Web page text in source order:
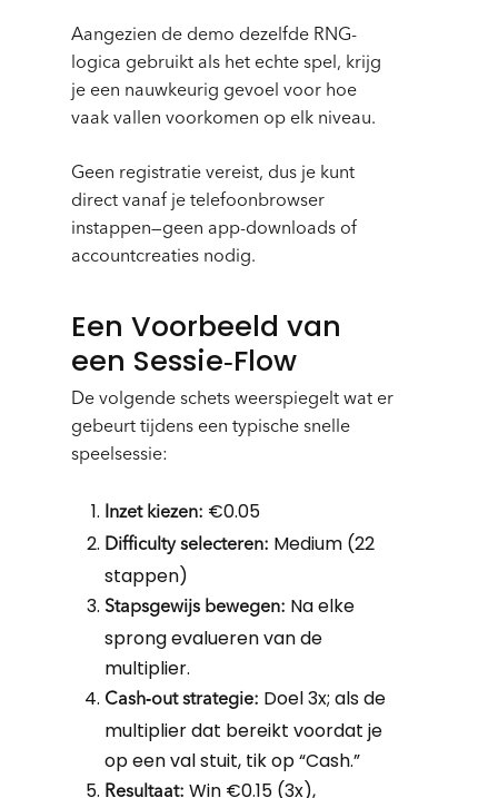
Aangezien de demo dezelfde RNG-
logica gebruikt als het echte spel, krijg
je een nauwkeurig gevoel voor hoe
vaak vallen voorkomen op elk niveau.
Geen registratie vereist, dus je kunt
direct vanaf je telefoonbrowser
instappen—geen app-downloads of
accountcreaties nodig.
Een Voorbeeld van
een Sessie‑Flow
De volgende schets weerspiegelt wat er
gebeurt tijdens een typische snelle
speelsessie:
Inzet kiezen: €0.05
Difficulty selecteren: Medium (22
stappen)
Stapsgewijs bewegen: Na elke
sprong evalueren van de
multiplier.
Cash‑out strategie: Doel 3x; als de
multiplier dat bereikt voordat je
op een val stuit, tik op “Cash.”
Resultaat: Win €0.15 (3x),